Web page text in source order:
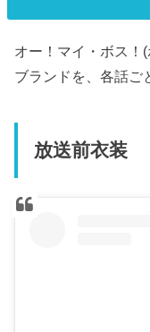
オー！マイ・ボス！
ブランドを、各話ご
放送前衣装